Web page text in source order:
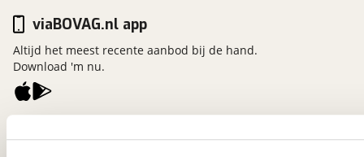
viaBOVAG.nl app
Altijd het meest recente aanbod bij de hand.
Download 'm nu.